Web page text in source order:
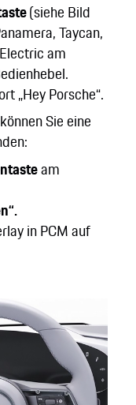
(siehe Bild
Taycan,
am
„Hey Porsche“.
Sie eine
am
in PCM auf